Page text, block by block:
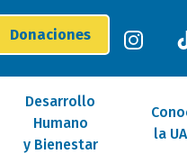
Donaciones
Desarrollo
Humano
y Bienestar
la